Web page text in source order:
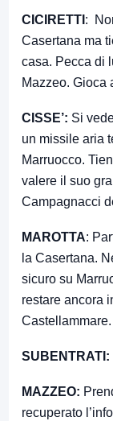
CICIRETTI :
Casertana ma
casa. Pecca di
Mazzeo. Gioca
CISSE’: Si
un missile aria
Marruocco.
valere il suo
Campagnacci
MAROTTA:
la Casertana.
sicuro su
restare ancora
Castellammare.
SUBENTRATI:
MAZZEO:
recuperato